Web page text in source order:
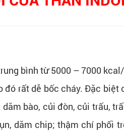
bình từ 5000 – 7000
đó rất dễ bốc cháy. Đặc
bào, củi đòn, củi trấu,
dăm chip; thậm chí phối